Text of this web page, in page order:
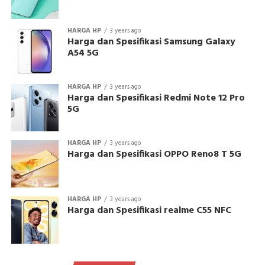
HARGA HP 3 years ago
Harga dan Spesifikasi Samsung Galaxy
A54 5G
HARGA HP 3 years ago
Harga dan Spesifikasi Redmi Note 12 Pro
5G
HARGA HP 3 years ago
Harga dan Spesifikasi OPPO Reno8 T 5G
HARGA HP 3 years ago
Harga dan Spesifikasi realme C55 NFC